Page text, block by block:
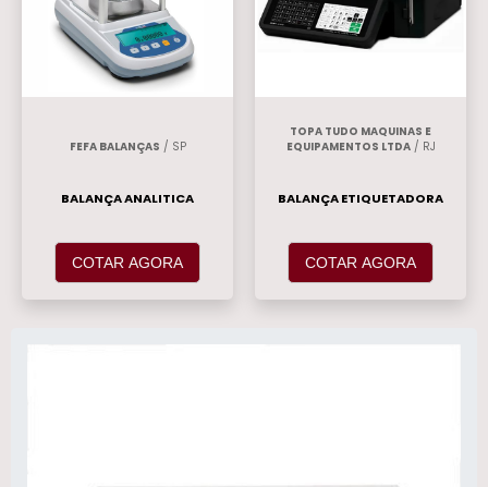
FEFA BALANÇAS / SP
BALANÇA ANALITICA
COTAR AGORA
TOPA TUDO MAQUINAS E
EQUIPAMENTOS LTDA/ RJ
BALANÇA ETIQUETADORA
COTAR AGORA